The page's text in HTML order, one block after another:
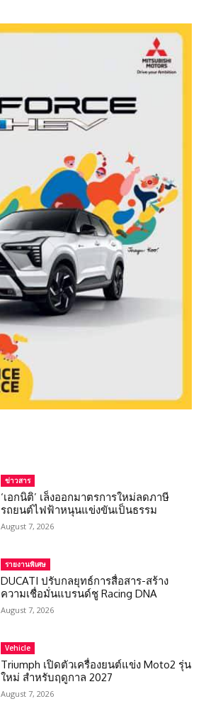
ข่าวสาร
‘เอกนิติ’ เล็งออกมาตรการใหม่ลดภาษี
รถยนต์ไฟฟ้าหนุนแข่งขันเป็นธรรม
August 7, 2026
รายงานพิเศษ
DUCATI ปรับกลยุทธ์การสื่อสาร-สร้าง
ความเชื่อมั่นแบรนด์ชู Racing DNA
August 7, 2026
Vehicle
Triumph เปิดตัวเครื่องยนต์แข่ง Moto2 รุ่น
ใหม่ สำหรับฤดูกาล 2027
August 7, 2026